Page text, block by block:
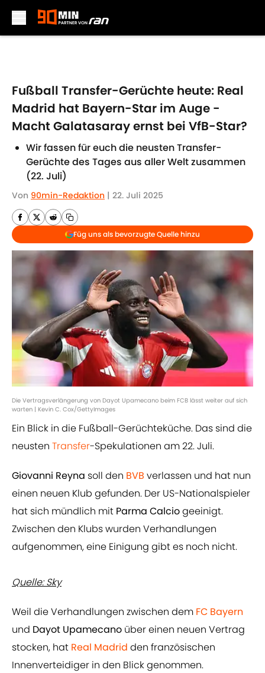
Fußball Transfer-Gerüchte heute: Real
Madrid hat Bayern-Star im Auge -
Macht Galatasaray ernst bei VfB-Star?
Wir fassen für euch die neusten Transfer-
Gerüchte des Tages aus aller Welt zusammen
(22. Juli)
Von 90min-Redaktion | 22. Juli 2025
Füg uns als bevorzugte Quelle hinzu
Die Vertragsverlängerung von Dayot Upamecano beim FCB lässt weiter auf sich
warten | Kevin C. Cox/GettyImages
Ein Blick in die Fußball-Gerüchteküche. Das sind die
neusten Transfer-Spekulationen am 22. Juli.
Giovanni Reyna soll den BVB verlassen und hat nun
einen neuen Klub gefunden. Der US-Nationalspieler
hat sich mündlich mit Parma Calciogeeinigt.
Zwischen den Klubs wurden Verhandlungen
aufgenommen, eine Einigung gibt es noch nicht.
Quelle: Sky
Weil die Verhandlungen zwischen dem FC Bayern
und Dayot Upamecano über einen neuen Vertrag
stocken, hat Real Madrid den französischen
Innenverteidiger in den Blick genommen.